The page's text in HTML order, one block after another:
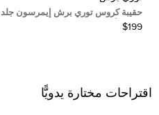
حقيبة كروس توري برش إيمرسون جلد
سفينو أسود قابلة للتحويل
$199
اقتراحات مختارة يدويًّا